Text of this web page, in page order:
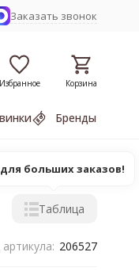
Заказать звонок
Избранное Корзина
Бренды
Таблица
206527
больших заказов!